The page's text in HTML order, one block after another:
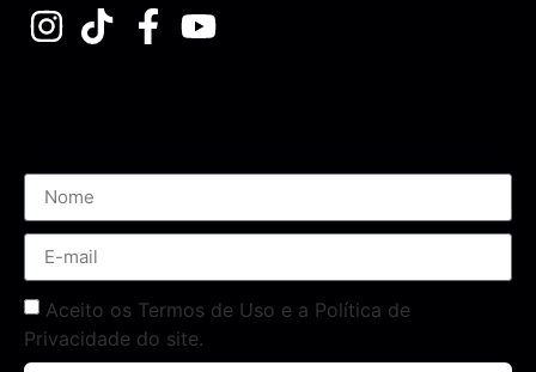
Aceito os Termos de Uso e a Política de
Privacidade do site.